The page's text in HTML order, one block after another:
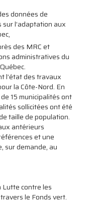
données de
l’adaptation aux
des MRC et
administratives du
l’état des travaux
la Côte-Nord. En
15 municipalités ont
sollicitées ont été
taille de population.
antérieurs
et une
sur demande, au
contre les
le Fonds vert.